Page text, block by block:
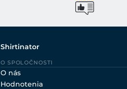
Shirtinator
O SPOLOČNOSTI
O nás
Hodnotenia